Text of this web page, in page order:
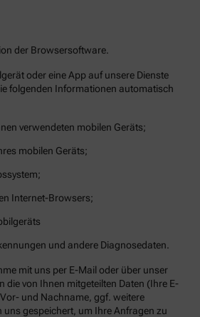
der Browsersoftware.
oder eine App auf unsere Dienste
folgenden Informationen automatisch
verwendeten mobilen Geräts;
mobilen Geräts;
Internet-Browsers;
und andere Diagnosedaten.
mit uns per E-Mail oder über unser
die von Ihnen mitgeteilten Daten (Ihre E-
und Nachname, ggf. weitere
uns gespeichert, um Ihre Anfragen zu